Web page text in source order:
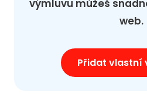
výmluvu můžeš
web.
Přidat vlastní